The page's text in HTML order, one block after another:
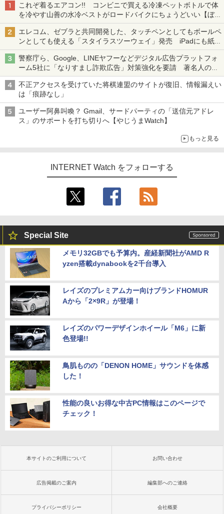
これぞ着るエアコン!! コンビニで買える冷凍ペットボトルで体
を冷やす山善の水冷ベストがロードバイクにちょうどいい【ぼっ
ち・ざ・ろーど！その14】【空いた時間でなにしてる？】
エレコム、ゼブラと共同開発した、タッチペンとしてもボールペ
ンとしても使える「スタイラスツーウェイ」発売 iPadにも紙に
も、持ち替えずに書き込める
警察庁ら、Google、LINEヤフーなどデジタル広告プラットフォ
ーム5社に「なりすまし詐欺広告」対策強化を要請 著名人の写
真や映像を使った投資詐欺などへの対策として
不正アクセスを受けていた将棋連盟のサイトが復旧、情報漏えい
は「痕跡なし」
ユーザー阿鼻叫喚？ Gmail、サードパーティの「送信元アドレ
ス」のサポートを打ち切りへ【やじうまWatch】
もっと見る
INTERNET Watch をフォローする
Special Site
メモリ32GBでも予算内。産経新聞社がAMD R
yzen搭載dynabookを2千台導入
レイズのプレミアムカー向けブランドHOMUR
Aから「2×9R」が登場！
レイズのパワーデザインホイール「M6」に新
色登場!!
鳥肌ものの「DENON HOME」サウンドを体感
した！
性能の良いお得な中古PC情報はこのページで
チェック！
本サイトのご利用について お問い合わせ
広告掲載のご案内 編集部へのご連絡
プライバシーポリシー 会社概要